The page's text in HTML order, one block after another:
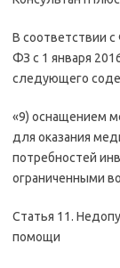
В соответствии
ФЗ с 1 января
следующего
«9) оснащением
для оказания
потребностей
ограниченными
Статья 11.
помощи